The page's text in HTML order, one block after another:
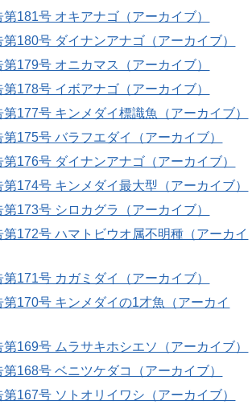
181号 オキアナゴ（アーカイブ）
180号 ダイナンアナゴ（アーカイブ）
179号 オニカマス（アーカイブ）
178号 イボアナゴ（アーカイブ）
177号 キンメダイ標識魚（アーカイブ）
175号 バラフエダイ（アーカイブ）
176号 ダイナンアナゴ（アーカイブ）
174号 キンメダイ最大型（アーカイブ）
173号 シロカグラ（アーカイブ）
172号 ハマトビウオ属不明種（アーカイ
171号 カガミダイ（アーカイブ）
170号 キンメダイの1才魚（アーカイ
169号 ムラサキホシエソ（アーカイブ）
168号 ベニツケダコ（アーカイブ）
167号 ソトオリイワシ（アーカイブ）